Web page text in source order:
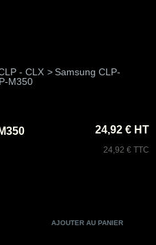
- CLX > Samsung CLP-
M350
24,92 € HT
24,92 € TTC